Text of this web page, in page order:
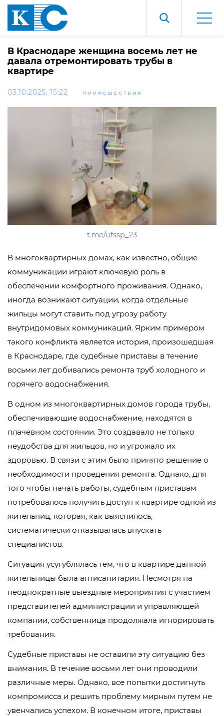
В Краснодаре женщина восемь лет не
давала отремонтировать трубы в
квартире
03.10.2025, 15:22 ПРОИСШЕСТВИЯ
t.me/ufssp_23
В многоквартирных домах, как известно, общие
коммуникации играют ключевую роль в
обеспечении комфортного проживания. Однако,
иногда возникают ситуации, когда отдельные
жильцы могут ставить под угрозу работу
внутридомовых коммуникаций. Ярким примером
такого конфликта является история, произошедшая
в Краснодаре, где судебные приставы в течение
восьми лет добивались ремонта труб холодного и
горячего водоснабжения.
В одном из многоквартирных домов города трубы,
обеспечивающие водоснабжение, находятся в
плачевном состоянии. Это создавало не только
неудобства для жильцов, но и угрожало их
здоровью. В связи с этим было принято решение о
необходимости проведения ремонта. Однако, для
того чтобы начать работы, судебным приставам
потребовалось получить доступ к квартире одной из
жительниц, которая, как выяснилось,
систематически отказывалась впускать
специалистов.
Ситуация усугублялась тем, что в квартире данной
жительницы была антисанитария. Несмотря на
неоднократные выездные мероприятия с участием
представителей администрации и управляющей
компании, собственница продолжала игнорировать
требования.
Судебные приставы не оставили эту ситуацию без
внимания. В течение восьми лет они проводили
различные меры. Однако, все попытки достигнуть
компромисса и решить проблему мирным путем не
увенчались успехом. В конечном итоге, приставы